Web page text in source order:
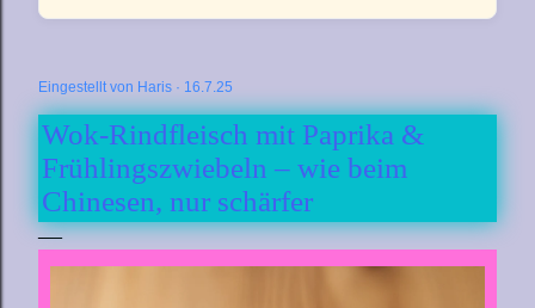
Eingestellt von Haris 16.7.25
Wok-Rindfleisch mit Paprika &
Frühlingszwiebeln – wie beim
Chinesen, nur schärfer